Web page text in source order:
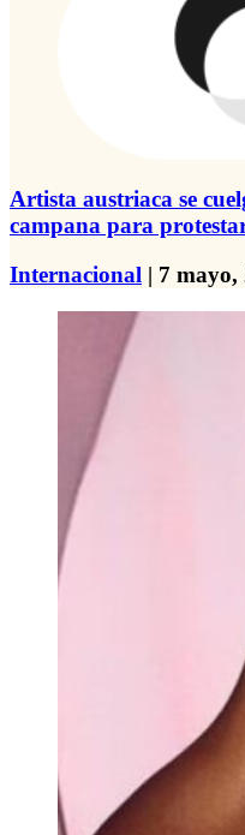
Artista austriaca se
campana para
Internacional | 7 mayo,